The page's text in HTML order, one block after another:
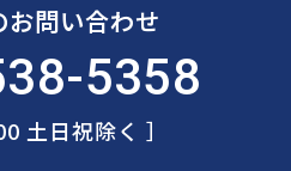
お問い合わせ
5358
土日祝除く ］